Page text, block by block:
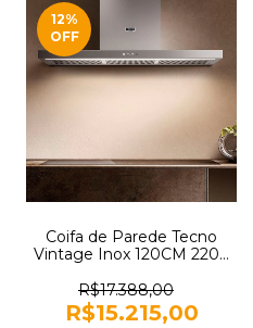
12%
OFF
Coifa de Parede Tecno
Vintage Inox 120CM 220V
R$17.388,00
R$15.215,00